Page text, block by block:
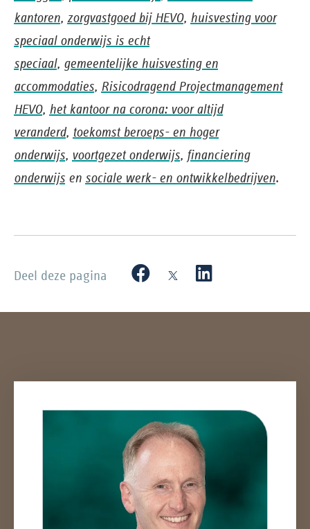
kantoren, zorgvastgoed bij HEVO, huisvesting voor
speciaal onderwijs is echt
speciaal, gemeentelijke huisvesting en
accommodaties, Risicodragend Projectmanagement
HEVO, het kantoor na corona: voor altijd
veranderd, toekomst beroeps- en hoger
onderwijs, voortgezet onderwijs, financiering
onderwijs en sociale werk- en ontwikkelbedrijven.
Deel deze pagina